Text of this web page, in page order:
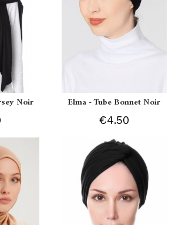
Noir Elma - Tube Bonnet Noir
€4.50